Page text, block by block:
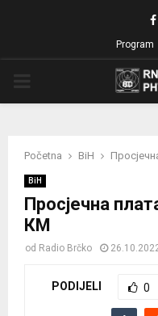
Program
Početna BiH
BiH
Просјечна
КМ
od Radio Brčko
PODIJELI 0